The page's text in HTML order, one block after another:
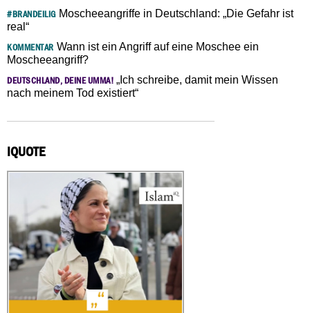
#BRANDEILIGMoscheeangriffe in Deutschland: „Die Gefahr ist
real“
KOMMENTAR Wann ist ein Angriff auf eine Moschee ein
Moscheeangriff?
DEUTSCHLAND, DEINE UMMA! „Ich schreibe, damit mein Wissen
nach meinem Tod existiert“
IQUOTE